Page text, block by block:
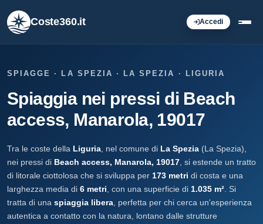
Coste360.it Accedi
SPIAGGE · LA SPEZIA · LA SPEZIA · LIGURIA
Spiaggia nei pressi di Beach
access, Manarola, 19017
Tra le coste della Liguria , nel comune di La Spezia (La Spezia),
nei pressi di Beach access, Manarola, 19017 , si estende un tratto
di litorale ciottolosa che si sviluppa per 173 metri di costa e una
larghezza media di 6 metri , con una superficie di 1.035 m² . Si
tratta di una spiaggia libera , perfetta per chi cerca un'esperienza
autentica a contatto con la natura, lontano dalle strutture